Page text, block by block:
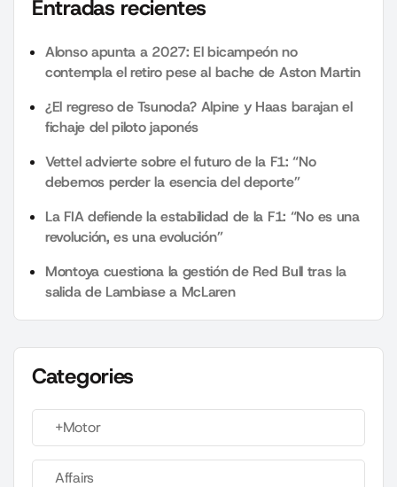
Entradas recientes
Alonso apunta a 2027: El bicampeón no
contempla el retiro pese al bache de Aston Martin
¿El regreso de Tsunoda? Alpine y Haas barajan el
fichaje del piloto japonés
Vettel advierte sobre el futuro de la F1: “No
debemos perder la esencia del deporte”
La FIA defiende la estabilidad de la F1: “No es una
revolución, es una evolución”
Montoya cuestiona la gestión de Red Bull tras la
salida de Lambiase a McLaren
Categories
+Motor
Affairs